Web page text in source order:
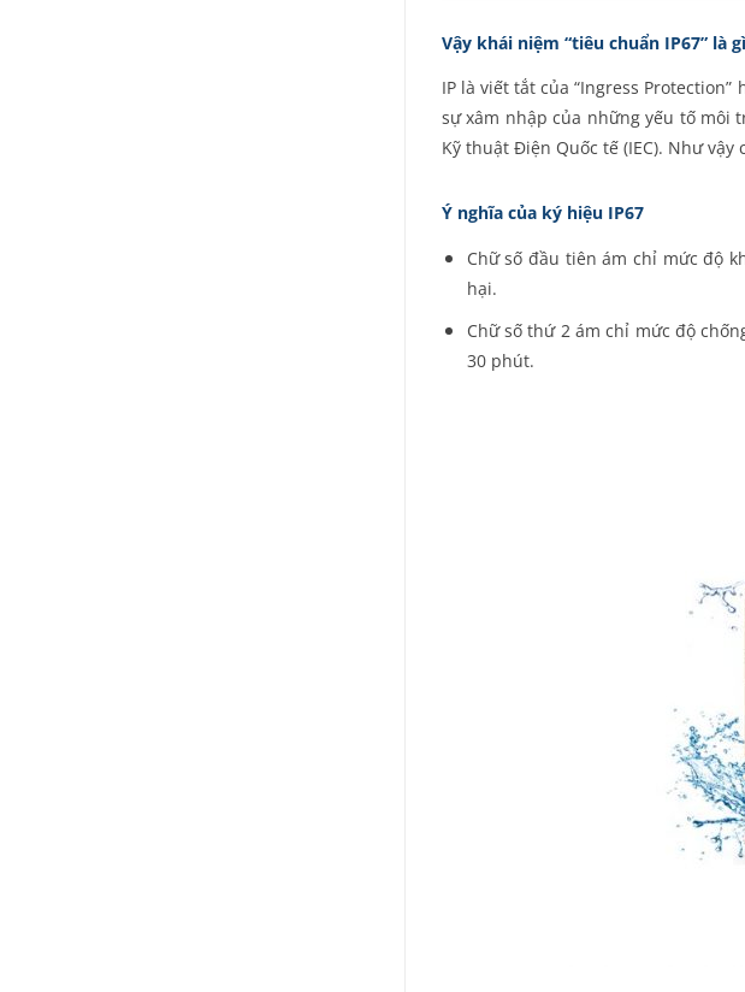
Vậy khái niệm “tiêu chuẩn IP67” là
IP là viết tắt của “Ingress
sự xâm nhập của những yếu tố môi
Kỹ thuật Điện Quốc tế (IEC). Như
Ý nghĩa của ký hiệu IP67
Chữ số đầu tiên ám chỉ mức độ
hại.
Chữ số thứ 2 ám chỉ mức độ
30 phút.